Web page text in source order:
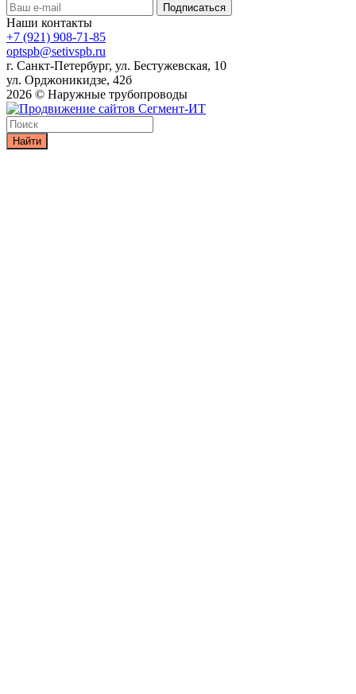
Наши контакты
+7 (921) 908-71-85
optspb@setivspb.ru
г. Санкт-Петербург, ул. Бестужевская, 10
ул. Орджоникидзе, 42б
2026 © Наружные трубопроводы
Найти